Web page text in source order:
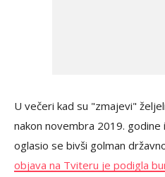
U večeri kad su "zmajevi"
nakon novembra 2019.
oglasio se bivši golman
objava na Tviteru je podigla